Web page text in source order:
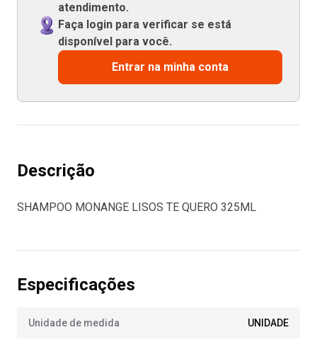
atendimento.
Faça login para verificar se está
disponível para você.
Entrar na minha conta
Descrição
SHAMPOO MONANGE LISOS TE QUERO 325ML
Especificações
Unidade de medida UNIDADE